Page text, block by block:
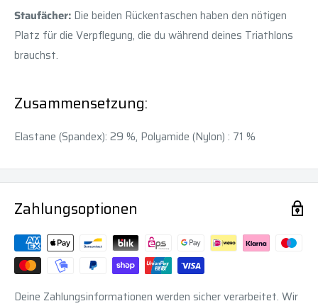
Staufächer: Die beiden Rückentaschen haben den nötigen
Platz für die Verpflegung, die du während deines Triathlons
brauchst.
Zusammensetzung:
Elastane (Spandex): 29 %, Polyamide (Nylon) : 71 %
Zahlungsoptionen
Deine Zahlungsinformationen werden sicher verarbeitet. Wir